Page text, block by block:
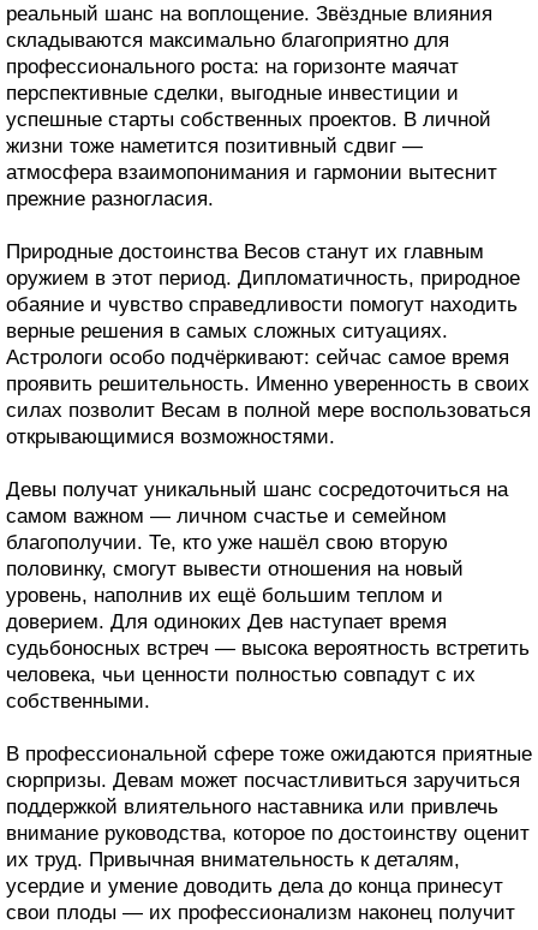
реальный шанс на воплощение. Звёздные влияния
складываются максимально благоприятно для
профессионального роста: на горизонте маячат
перспективные сделки, выгодные инвестиции и
успешные старты собственных проектов. В личной
жизни тоже наметится позитивный сдвиг —
атмосфера взаимопонимания и гармонии вытеснит
прежние разногласия.
Природные достоинства Весов станут их главным
оружием в этот период. Дипломатичность, природное
обаяние и чувство справедливости помогут находить
верные решения в самых сложных ситуациях.
Астрологи особо подчёркивают: сейчас самое время
проявить решительность. Именно уверенность в своих
силах позволит Весам в полной мере воспользоваться
открывающимися возможностями.
Девы получат уникальный шанс сосредоточиться на
самом важном — личном счастье и семейном
благополучии. Те, кто уже нашёл свою вторую
половинку, смогут вывести отношения на новый
уровень, наполнив их ещё большим теплом и
доверием. Для одиноких Дев наступает время
судьбоносных встреч — высока вероятность встретить
человека, чьи ценности полностью совпадут с их
собственными.
В профессиональной сфере тоже ожидаются приятные
сюрпризы. Девам может посчастливиться заручиться
поддержкой влиятельного наставника или привлечь
внимание руководства, которое по достоинству оценит
их труд. Привычная внимательность к деталям,
усердие и умение доводить дела до конца принесут
свои плоды — их профессионализм наконец получит